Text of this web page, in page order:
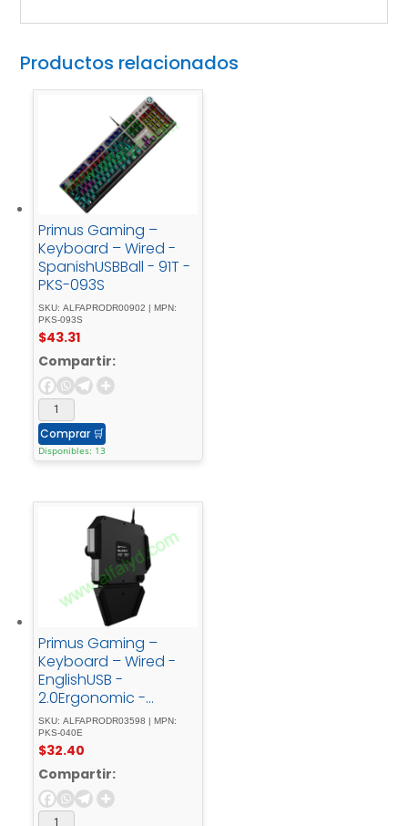
Productos relacionados
Primus Gaming –
Keyboard – Wired -
SpanishUSBBall - 91T -
PKS-093S
SKU: ALFAPRODR00902 | MPN:
PKS-093S
$43.31
Compartir:
Comprar 🛒
Disponibles: 13
Primus Gaming –
Keyboard – Wired -
EnglishUSB -
2.0Ergonomic -
DesignBlack
SKU: ALFAPRODR03598 | MPN:
PKS-040E
$32.40
Compartir: